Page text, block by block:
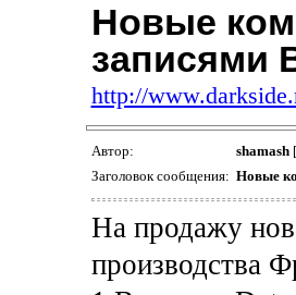
Новые
записями
http://
Автор: shamash[
Заголовок сообщения: Новые
На продажу
производства